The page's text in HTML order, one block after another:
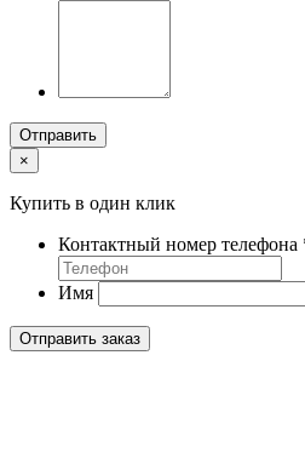
Отправить
×
Купить в один клик
Контактный номер телефона
Имя
Отправить заказ